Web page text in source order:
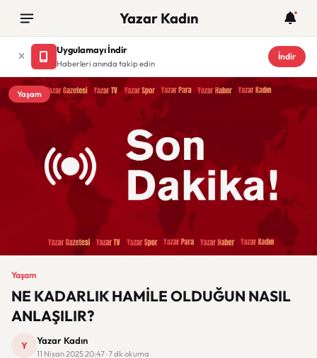
Yazar Kadın
Uygulamayı İndir
Haberleri anında takip edin
İndir
Yaşam
Yaşam
NE KADARLIK HAMİLE OLDUĞUN NASIL
ANLAŞILIR?
Y Yazar Kadın
11 Nisan 2025 20:47 · 7 dk okuma